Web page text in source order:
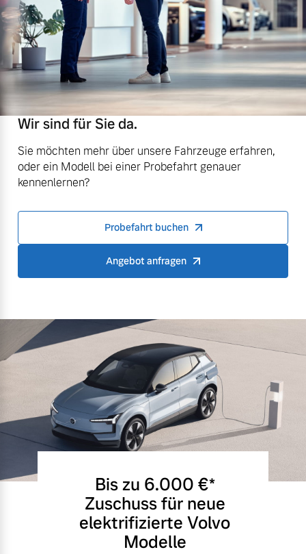
Wir sind für Sie da.
Sie möchten mehr über unsere Fahrzeuge erfahren,
oder ein Modell bei einer Probefahrt genauer
kennenlernen?
Probefahrt buchen
Angebot anfragen
Bis zu 6.000 €⁠*
Zuschuss für neue
elektrifizierte Volvo
Modelle